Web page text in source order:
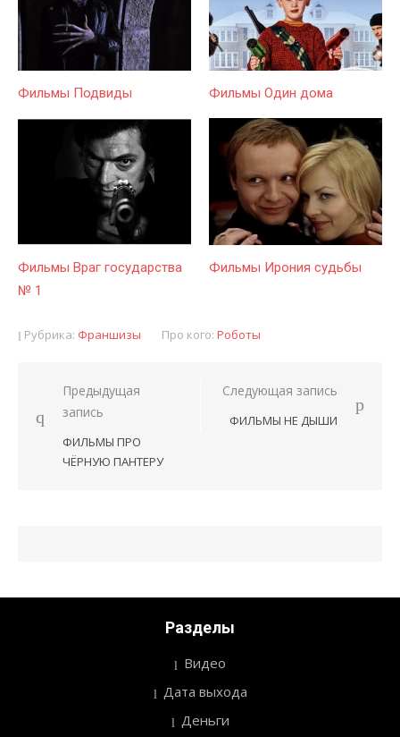
Фильмы Подвиды Фильмы Один дома
Фильмы Враг государства
№ 1
Фильмы Ирония судьбы
Рубрика: Франшизы Про кого: Роботы
Навигация
записям
Предыдущая
запись
ФИЛЬМЫ ПРО
ЧЁРНУЮ ПАНТЕРУ
Следующая запись
ФИЛЬМЫ НЕ ДЫШИ
Разделы
Видео
Дата выхода
Деньги